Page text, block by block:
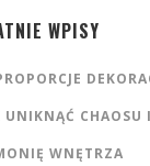
WPISY
UNIKNĄĆ CHAOSU
WNĘTRZA